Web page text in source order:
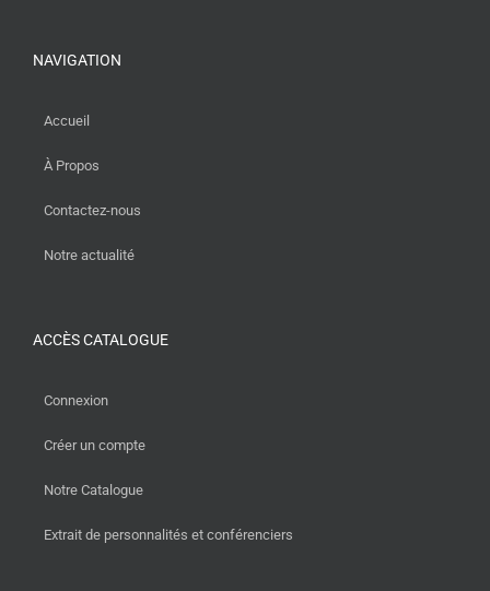
NAVIGATION
Accueil
À Propos
Contactez-nous
Notre actualité
ACCÈS CATALOGUE
Connexion
Créer un compte
Notre Catalogue
Extrait de personnalités et conférenciers